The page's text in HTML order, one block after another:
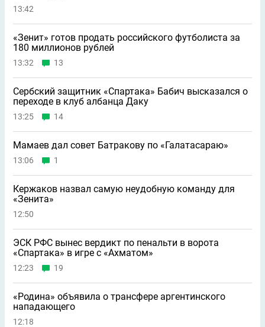
13:42
«Зенит» готов продать российского футболиста за
180 миллионов рублей
13:32 13
Сербский защитник «Спартака» Бабич высказался о
переходе в клуб албанца Даку
13:25 14
Мамаев дал совет Батракову по «Галатасараю»
13:06 1
Кержаков назвал самую неудобную команду для
«Зенита»
12:50
ЭСК РФС вынес вердикт по пенальти в ворота
«Спартака» в игре с «Ахматом»
12:23 19
«Родина» объявила о трансфере аргентинского
нападающего
12:18